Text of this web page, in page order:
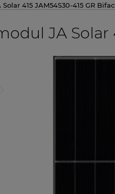
415 JAM54S30-415 GR
JA Solar